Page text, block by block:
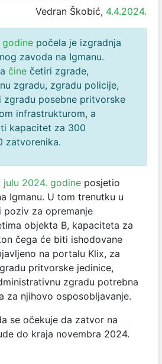
Vedran Škobić, 4.4.2024.
počela je izgradnja
zavoda na Igmanu.
čine četiri zgrade,
zgradu, zgradu policije,
zgradu posebne pritvorske
infrastrukturom, a
kapacitet za 300
zatvorenika.
julu 2024. godine posjetio
Igmanu. U tom trenutku u
poziv za opremanje
objekta B, kapaciteta za
čega će biti ishodovane
na portalu Klix, za
pritvorske jedinice,
zgradu potrebna
za njihovo osposobljavanje.
se očekuje da zatvor na
do kraja novembra 2024.